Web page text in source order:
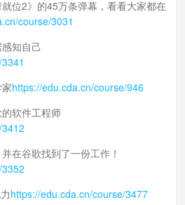
位2》的45万条弹幕，看看大家都在
course/3031
知自己
https://edu.cda.cn/course/946
软件工程师
在谷歌找到了一份工作！
https://edu.cda.cn/course/3477